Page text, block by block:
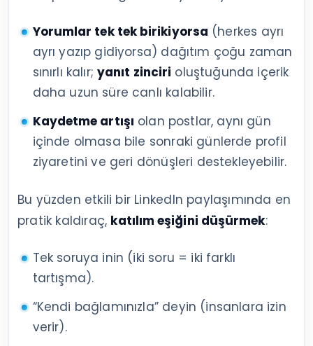
Yorumlar tek tek birikiyorsa (herkes ayrı
ayrı yazıp gidiyorsa) dağıtım çoğu zaman
sınırlı kalır;yanıt zinciri oluştuğunda içerik
daha uzun süre canlı kalabilir.
Kaydetme artışı olan postlar, aynı gün
içinde olmasa bile sonraki günlerde profil
ziyaretini ve geri dönüşleri destekleyebilir.
Bu yüzden etkili bir LinkedIn paylaşımında en
pratik kaldıraç, katılım eşiğini düşürmek:
Tek soruya inin (iki soru = iki farklı
tartışma).
“Kendi bağlamınızla” deyin (insanlara izin
verir).